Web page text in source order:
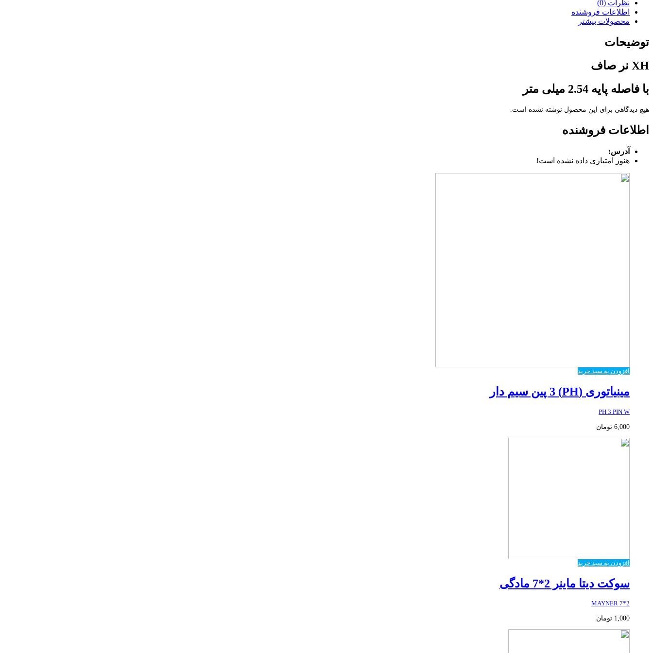
نظرات (0)
اطلاعات فروشنده
محصولات بیشتر
توضیحات
XH نر صاف
با فاصله پایه 2.54 میلی متر
هیچ دیدگاهی برای این محصول نوشته نشده است.
اطلاعات فروشنده
آدرس:
هنوز امتیازی داده نشده است!
افزودن به سبد خرید
مینیاتوری (PH) 3 پین سیم دار
PH 3 PIN W
6,000 تومان
افزودن به سبد خرید
سوکت دیتا ماینر 2*7 مادگی
2*7 MAYNER
1,000 تومان